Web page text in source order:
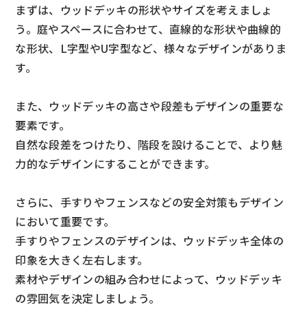
まずは、ウッドデッキの形状やサイズを考えましょ
う。庭やスペースに合わせて、直線的な形状や曲線的
な形状、L字型やU字型など、様々なデザインがありま
す。
また、ウッドデッキの高さや段差もデザインの重要な
要素です。
自然な段差をつけたり、階段を設けることで、より魅
力的なデザインにすることができます。
さらに、手すりやフェンスなどの安全対策もデザイン
において重要です。
手すりやフェンスのデザインは、ウッドデッキ全体の
印象を大きく左右します。
素材やデザインの組み合わせによって、ウッドデッキ
の雰囲気を決定しましょう。